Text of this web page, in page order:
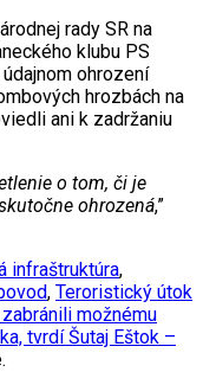
rady SR na
klubu PS
ohrození
hrozbách na
ani k zadržaniu
o tom, či je
ohrozená,”
infraštruktúra,
, Teroristický útok
možnému
tvrdí Šutaj Eštok –